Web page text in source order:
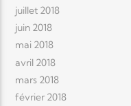
juillet 2018
juin 2018
mai 2018
avril 2018
mars 2018
février 2018